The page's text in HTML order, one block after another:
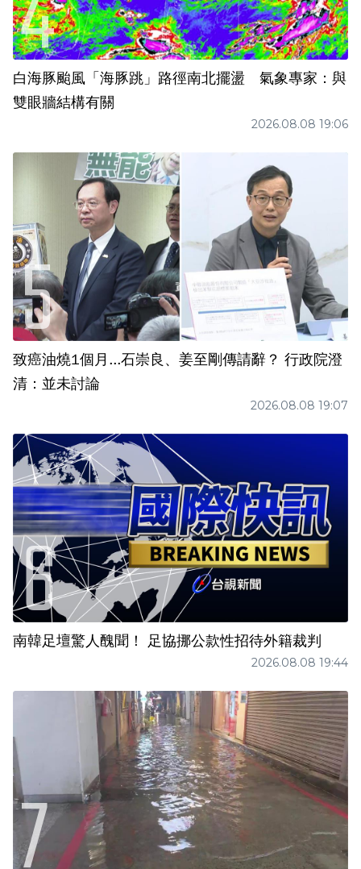
白海豚颱風「海豚跳」路徑南北擺盪 氣象專家：與
雙眼牆結構有關
2026.08.08 19:06
致癌油燒1個月...石崇良、姜至剛傳請辭？ 行政院澄
清：並未討論
2026.08.08 19:07
南韓足壇驚人醜聞！ 足協挪公款性招待外籍裁判
2026.08.08 19:44